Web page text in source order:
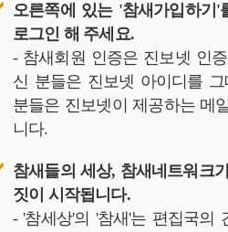
오른쪽에 있는 '참새가입하기
로그인 해 주세요.
- 참새회원 인증은 진보넷 인
신 분들은 진보넷 아이디를
분들은 진보넷이 제공하는 메
니다.
참새들의 세상, 참새네트워크
짓이 시작됩니다.
- '참세상'의 '참새'는 편집국의